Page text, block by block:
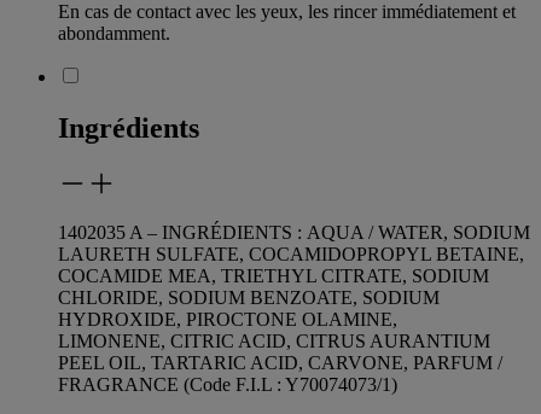
En cas de contact avec les yeux, les rincer immédiatement et
abondamment.
Ingrédients
1402035 A – INGRÉDIENTS : AQUA / WATER, SODIUM
LAURETH SULFATE, COCAMIDOPROPYL BETAINE,
COCAMIDE MEA, TRIETHYL CITRATE, SODIUM
CHLORIDE, SODIUM BENZOATE, SODIUM
HYDROXIDE, PIROCTONE OLAMINE,
LIMONENE, CITRIC ACID, CITRUS AURANTIUM
PEEL OIL, TARTARIC ACID, CARVONE, PARFUM /
FRAGRANCE (Code F.I.L : Y70074073/1)